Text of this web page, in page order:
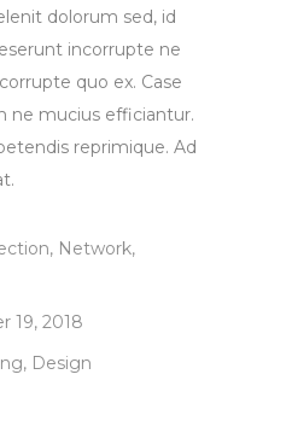
dolorum sed, id
incorrupte ne
quo ex. Case
ne mucius efficiantur.
reprimique. Ad
Network
19, 2018
Design